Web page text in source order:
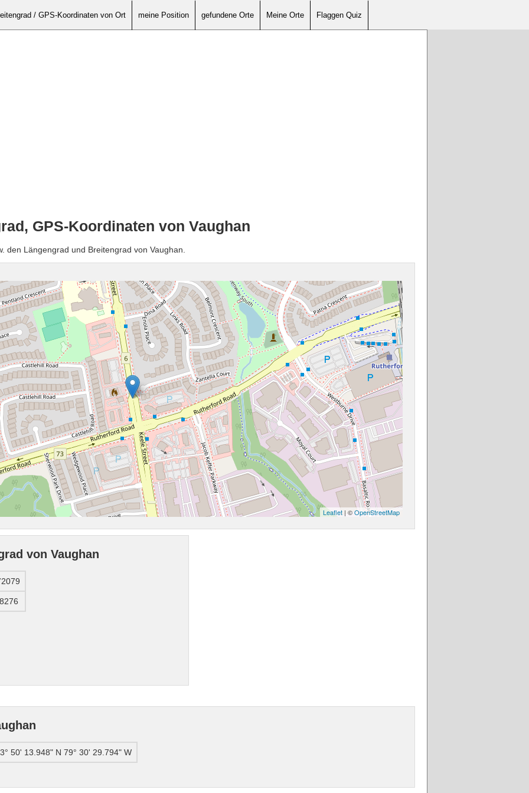
/ GPS-Koordinaten von Ort meine Position gefundene Orte Meine Orte Flaggen Quiz
GPS-Koordinaten von Vaughan
den Längengrad und Breitengrad von Vaughan.
Leaflet | ©OpenStreetMap
von Vaughan
50' 13.948" N 79° 30' 29.794" W